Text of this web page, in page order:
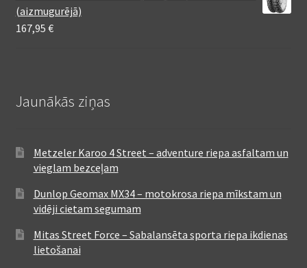
(aizmugurējā)
167,95 €
Jaunākās ziņas
Metzeler Karoo 4 Street – adventure riepa asfaltam un
vieglam bezceļam
Dunlop Geomax MX34 – motokrosa riepa mīkstam un
vidēji cietam segumam
Mitas Street Force – Sabalansēta sporta riepa ikdienas
lietošanai